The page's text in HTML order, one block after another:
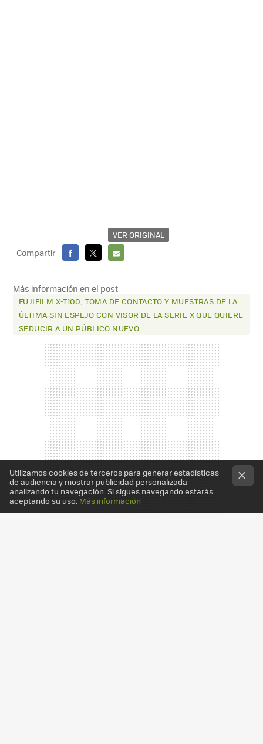
VER ORIGINAL
Compartir
FACEBOOK
X
E-
MAIL
Más información en el post
FUJIFILM X-T100, TOMA DE CONTACTO Y MUESTRAS DE LA
ÚLTIMA SIN ESPEJO CON VISOR DE LA SERIE X QUE QUIERE
SEDUCIR A UN PÚBLICO NUEVO
Utilizamos cookies de terceros para generar estadísticas
de audiencia y mostrar publicidad personalizada
analizando tu navegación. Si sigues navegando estarás
aceptando su uso. Más información